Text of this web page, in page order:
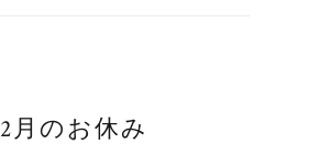
2月のお休み